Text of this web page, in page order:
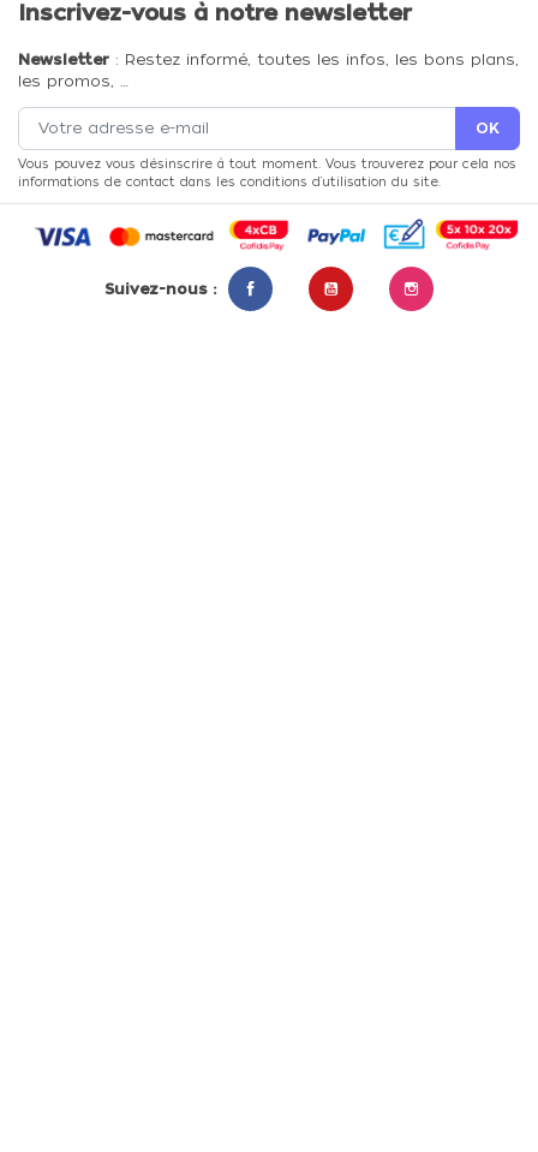
Inscrivez-vous à notre newsletter
Newsletter : Restez informé, toutes les infos, les bons plans,
les promos, …
Vous pouvez vous désinscrire à tout moment. Vous trouverez pour cela nos
informations de contact dans les conditions d'utilisation du site.
Suivez-nous :
FacebookYouTubeInstagram